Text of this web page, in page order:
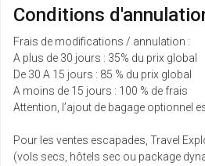
Conditions
Frais de modifications / annulation :
A plus de 30 jours : 35% du prix global
De 30 A 15 jours : 85 % du prix global
A moins de 15 jours : 100 % de frais
Attention, l’ajout de bagage optionnel
Pour les ventes escapades, Travel
(vols secs, hôtels sec ou package